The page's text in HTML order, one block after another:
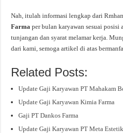
Nah, itulah informasi lengkap dari
Farmaper bulan karyawan sesuai
tunjangan dan syarat melamar kerja.
dari kami, semoga artikel di atas
Related Posts:
Update Gaji Karyawan PT Mahakam
Update Gaji Karyawan Kimia Farma
Gaji PT Dankos Farma
Update Gaji Karyawan PT Meta